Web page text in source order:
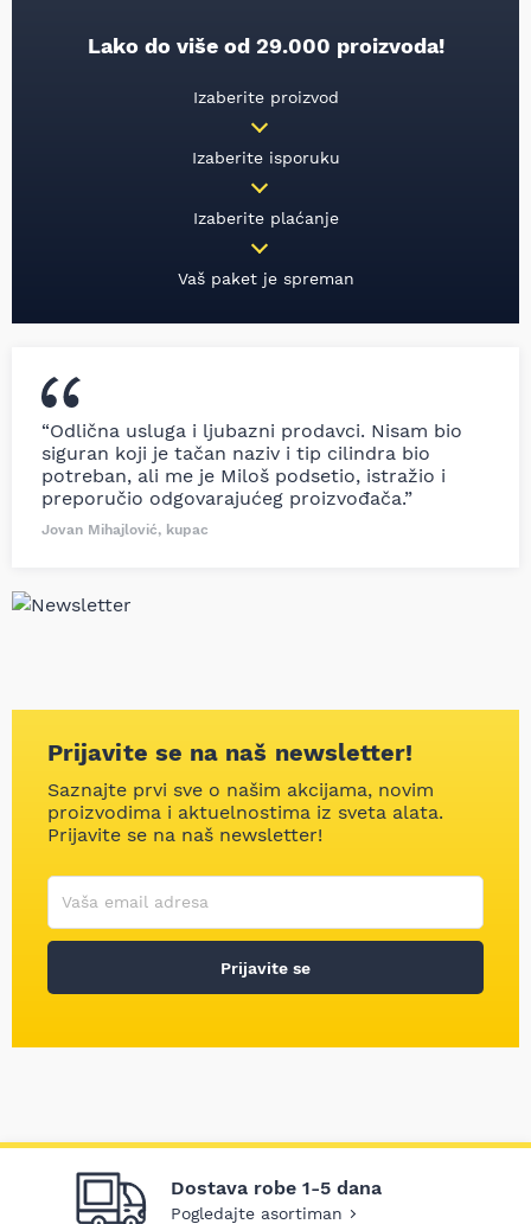
Lako do više od 29.000 proizvoda!
Izaberite proizvod
Izaberite isporuku
Izaberite plaćanje
Vaš paket je spreman
“Odlična usluga i ljubazni prodavci. Nisam bio
siguran koji je tačan naziv i tip cilindra bio
potreban, ali me je Miloš podsetio, istražio i
preporučio odgovarajućeg proizvođača.”
Jovan Mihajlović, kupac
Prijavite se na naš newsletter!
Saznajte prvi sve o našim akcijama, novim
proizvodima i aktuelnostima iz sveta alata.
Prijavite se na naš newsletter!
Korisničko ime
Vaša email adresa
Prijavite se
Dostava robe 1-5 dana
Pogledajte asortiman